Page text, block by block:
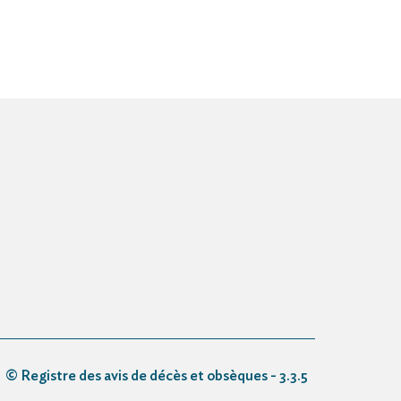
© Registre des avis de décès et obsèques - 3.3.5